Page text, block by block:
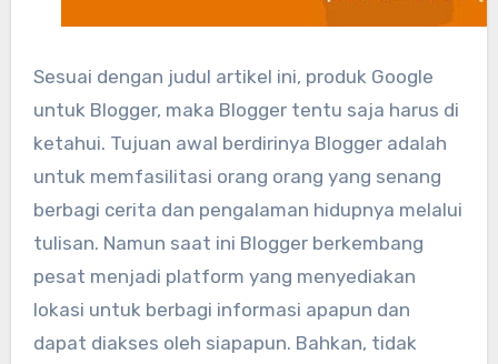
Sesuai dengan judul artikel ini, produk Google
untuk Blogger, maka Blogger tentu saja harus di
ketahui. Tujuan awal berdirinya Blogger adalah
untuk memfasilitasi orang orang yang senang
berbagi cerita dan pengalaman hidupnya melalui
tulisan. Namun saat ini Blogger berkembang
pesat menjadi platform yang menyediakan
lokasi untuk berbagi informasi apapun dan
dapat diakses oleh siapapun. Bahkan, tidak